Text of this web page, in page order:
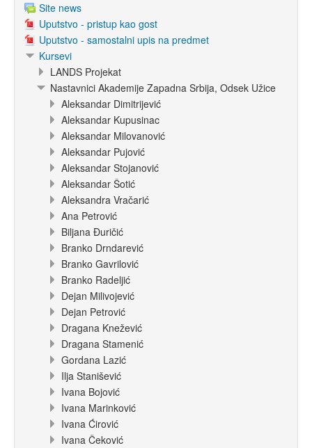
Site news
Uputstvo - pristup kao gost
Uputstvo - samostalni upis na predmet
Kursevi
LANDS Projekat
Nastavnici Akademije Zapadna Srbija, Odsek Užice
Aleksandar Dimitrijević
Aleksandar Kupusinac
Aleksandar Milovanović
Aleksandar Pujović
Aleksandar Stojanović
Aleksandar Šotić
Aleksandra Vračarić
Ana Petrović
Biljana Đuričić
Branko Drndarević
Branko Gavrilović
Branko Radeljić
Dejan Milivojević
Dejan Petrović
Dragana Knežević
Dragana Stamenić
Gordana Lazić
Ilja Stanišević
Ivana Bojović
Ivana Marinković
Ivana Ćirović
Ivana Čeković